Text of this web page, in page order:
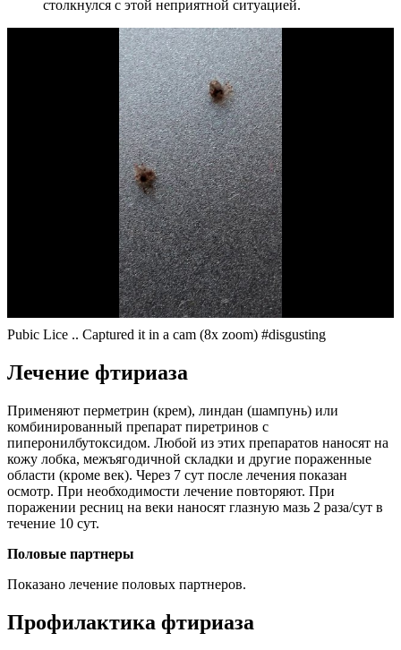
столкнулся с этой неприятной ситуацией.
Pubic Lice .. Captured it in a cam (8x zoom) #disgusting
Лечение фтириаза
Применяют перметрин (крем), линдан (шампунь) или
комбинированный препарат пиретринов с
пиперонилбутоксидом. Любой из этих препаратов наносят на
кожу лобка, межъягодичной складки и другие пораженные
области (кроме век). Через 7 сут после лечения показан
осмотр. При необходимости лечение повторяют. При
поражении ресниц на веки наносят глазную мазь 2 раза/сут в
течение 10 сут.
Половые партнеры
Показано лечение половых партнеров.
Профилактика фтириаза